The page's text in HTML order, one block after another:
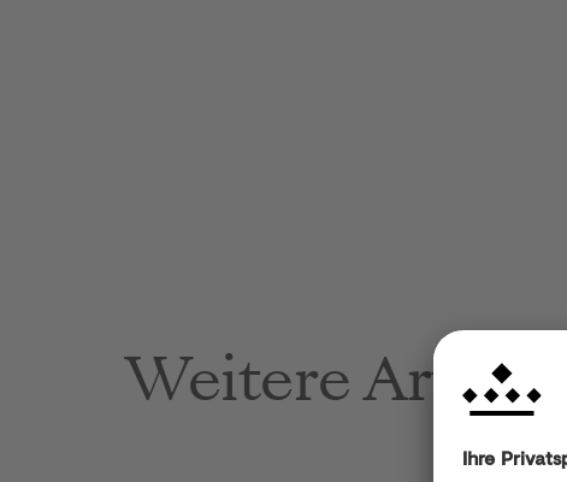
Weitere Artikel